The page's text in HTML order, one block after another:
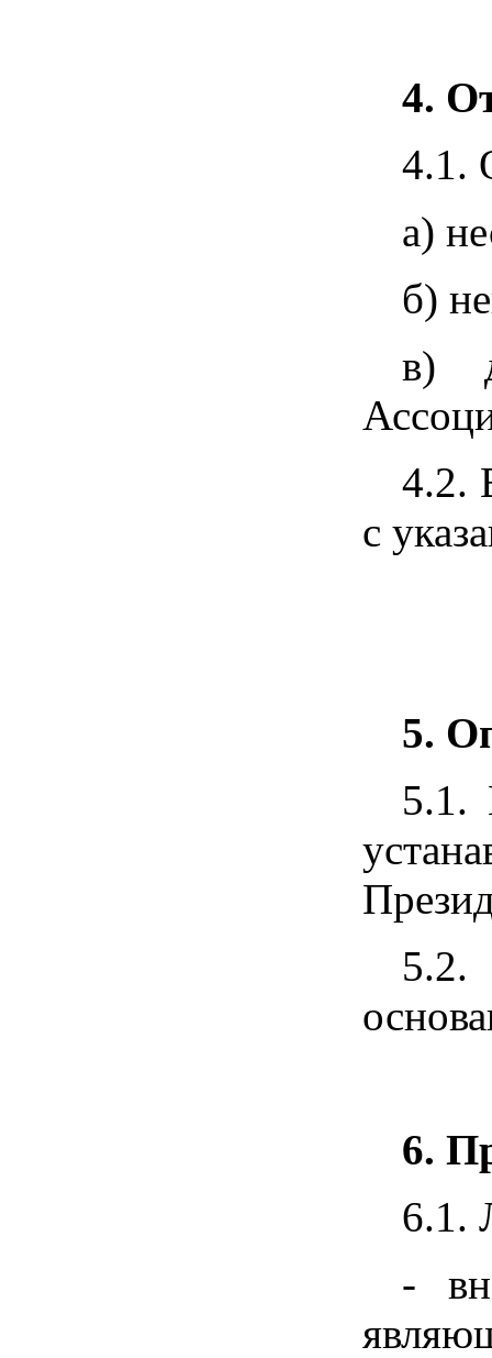
4.
4.1.
а)
б)
в)
4.2.
с
5.
5.1.
5.2.
6.
6.1.
-